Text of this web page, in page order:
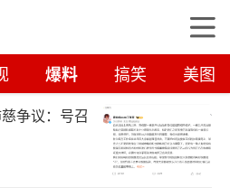
爆料 搞笑 美图
争议：号召